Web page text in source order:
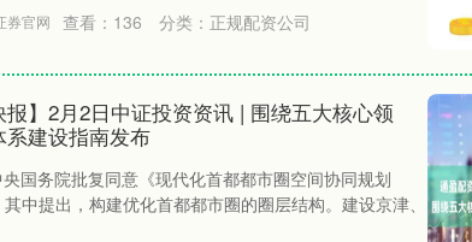
券官网 查看： 136 分类： 正规配资公司
】2月2日中证投资资讯 | 围绕五大核心领
建设指南发布
央国务院批复同意《现代化首都都市圈空间协同规划
中提出，构建优化首都都市圈的圈层结构。建设京津、
4694.44